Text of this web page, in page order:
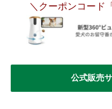
＼クーポンコード
公式販売